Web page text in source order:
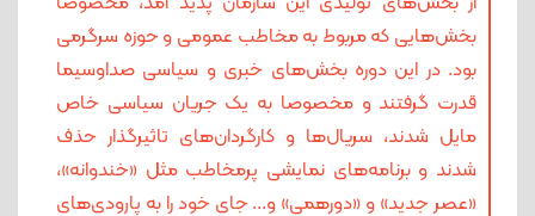
بخش‌هایی که مربوط به مخاطب عمومی و حوزه سرگرمی
بود. در این دوره بخش‌های خبری و سیاسی صداوسیما
قدرت گرفتند و مخصوصا به یک جریان سیاسی خاص
مایل شدند، سریال‌ها و کارگردان‌های تاثیرگذار حذف
شدند و برنامه‌های نمایشی پرمخاطب مثل «خندوانه»،
«عصر جدید» و «دورهمی» و... جای خود را به پارودی‌های